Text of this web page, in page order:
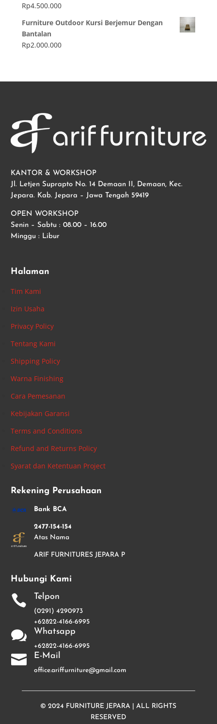
Rp4.500.000
Furniture Outdoor Kursi Berjemur Dengan
Bantalan
Rp2.000.000
KANTOR & WORKSHOP
Jl. Letjen Suprapto No. 14 Demaan II, Demaan, Kec.
Jepara. Kab. Jepara – Jawa Tengah 59419
OPEN WORKSHOP
Senin – Sabtu : 08.00 – 16.00
Minggu : Libur
Halaman
Tim Kami
Izin Usaha
Privacy Policy
Tentang Kami
Shipping Policy
Warna Finishing
Cara Pemesanan
Kebijakan Garansi
Terms and Conditions
Refund and Returns Policy
Syarat dan Ketentuan Project
Rekening Perusahaan
Bank BCA
2477-154-154
Atas Nama
ARIF FURNITURES JEPARA P
Hubungi Kami
 Telpon
(0291) 4290973
+62822-4166-6995
 Whatsapp
+62822-4166-6995
 E-Mail
office.ariffurniture@gmail.com
© 2024 FURNITURE JEPARA | ALL RIGHTS
RESERVED